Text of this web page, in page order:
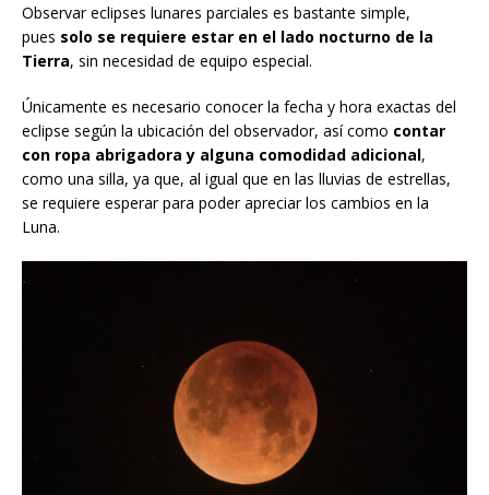
Observar eclipses lunares parciales es bastante simple,
pues solo se requiere estar en el lado nocturno de la
Tierra, sin necesidad de equipo especial.
Únicamente es necesario conocer la fecha y hora exactas del
eclipse según la ubicación del observador, así como contar
con ropa abrigadora y alguna comodidad adicional,
como una silla, ya que, al igual que en las lluvias de estrellas,
se requiere esperar para poder apreciar los cambios en la
Luna.